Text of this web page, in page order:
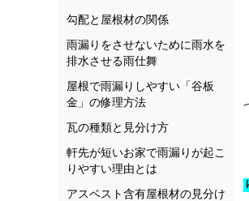
勾配と屋根材の関係
雨漏りをさせないために雨水を
排水させる雨仕舞
屋根で雨漏りしやすい「谷板
金」の修理方法
瓦の種類と見分け方
軒先が短いお家で雨漏りが起こ
りやすい理由とは
アスベスト含有屋根材の見分け